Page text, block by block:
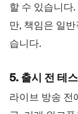
할 수 있습니다
만, 책임은 일
습니다.
5. 출시 전 테
라이브 방송 전